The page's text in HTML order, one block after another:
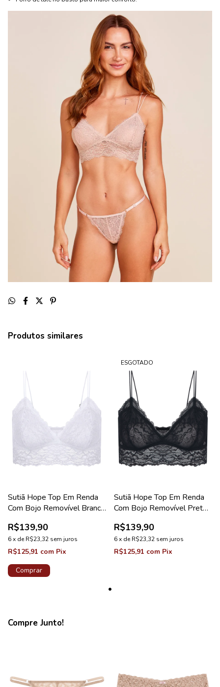
Produtos similares
Sutiã Hope Top Em Renda
Com Bojo Removível Branco
R$139,90
6x deR$23,32 sem juros
R$125,91 com Pix
Comprar
ESGOTADO
Sutiã Hope Top Em Renda
Com Bojo Removível Preto
R$139,90
6x deR$23,32 sem juros
R$125,91 com Pix
Compre Junto!